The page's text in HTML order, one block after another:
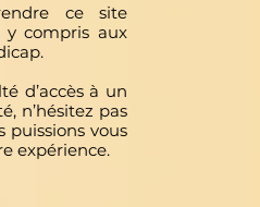
ce site
y compris aux
d’accès à un
n’hésitez pas
puissions vous
expérience.